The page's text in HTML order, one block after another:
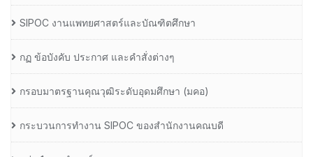
SIPOC งานแพทยศาสตร์และบัณฑิตศึกษา
กฏ ข้อบังคับ ประกาศ และคำสั่งต่างๆ
กรอบมาตรฐานคุณวุฒิระดับอุดมศึกษา (มคอ)
กระบวนการทำงาน SIPOC ของสำนักงานคณบดี